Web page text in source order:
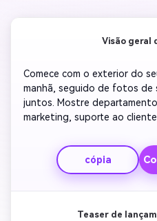
Visão geral
Comece com o exterior do
manhã, seguido de fotos de
juntos. Mostre
marketing, suporte ao
Inclua depoimentos rápidos
mensagens descrevendo
revelação do seu logotipo e
consistente.
cópia
Teaser de